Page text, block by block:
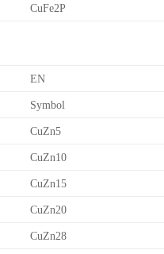
CuFe2P
EN
Symbol
CuZn5
CuZn10
CuZn15
CuZn20
CuZn28